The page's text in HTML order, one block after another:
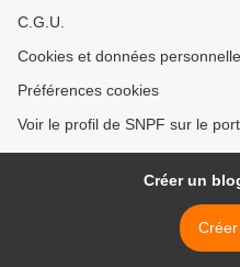
C.G.U.
Cookies et données
Préférences cookies
Voir le profil de SNPF sur le
Créer un